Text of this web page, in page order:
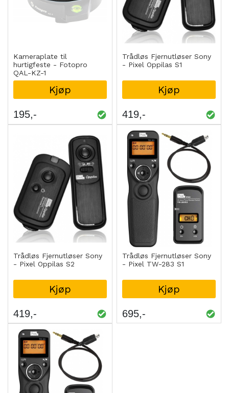
Kameraplate til
hurtigfeste - Fotopro
QAL-KZ-1
Kjøp
195
Trådløs Fjernutløser Sony
- Pixel Oppilas S1
Kjøp
419
Trådløs Fjernutløser Sony
- Pixel Oppilas S2
Kjøp
419
Trådløs Fjernutløser Sony
- Pixel TW-283 S1
Kjøp
695